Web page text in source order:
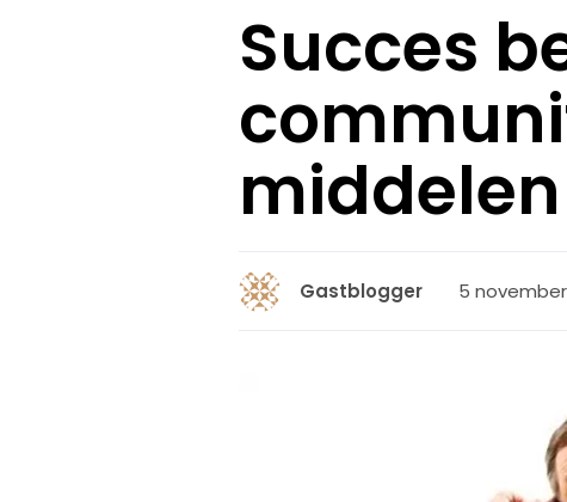
Succes
middelen
Gastblogger 5 november